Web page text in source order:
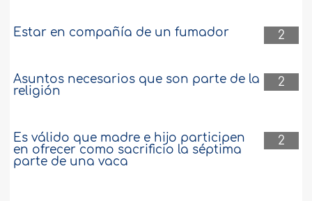
2
Estar en compañía de un fumador
2
Asuntos necesarios que son parte de la
religión
2
Es válido que madre e hijo participen
en ofrecer como sacrificio la séptima
parte de una vaca